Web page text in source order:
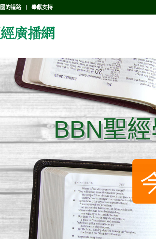
的道路 奉獻支持
BBN聖
BBN聖